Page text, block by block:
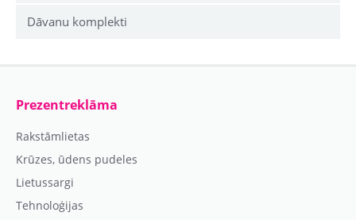
Dāvanu komplekti
Prezentreklāma
Rakstāmlietas
Krūzes, ūdens pudeles
Lietussargi
Tehnoloģijas